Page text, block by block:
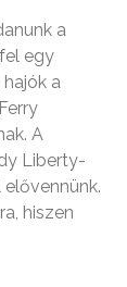
a
egy
a
A
Liberty-
hiszen